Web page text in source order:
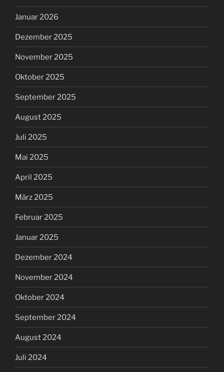
Januar 2026
Dezember 2025
November 2025
Oktober 2025
September 2025
August 2025
Juli 2025
Mai 2025
April 2025
März 2025
Februar 2025
Januar 2025
Dezember 2024
November 2024
Oktober 2024
September 2024
August 2024
Juli 2024